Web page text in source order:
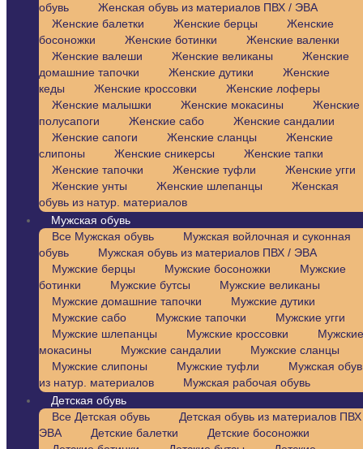
обувь
Женская обувь из материалов ПВХ / ЭВА
Женские балетки
Женские берцы
Женские
босоножки
Женские ботинки
Женские валенки
Женские валеши
Женские великаны
Женские
домашние тапочки
Женские дутики
Женские
кеды
Женские кроссовки
Женские лоферы
Женские малышки
Женские мокасины
Женские
полусапоги
Женские сабо
Женские сандалии
Женские сапоги
Женские сланцы
Женские
слипоны
Женские сникерсы
Женские тапки
Женские тапочки
Женские туфли
Женские угги
Женские унты
Женские шлепанцы
Женская
обувь из натур. материалов
Мужская обувь
Все Мужская обувь
Мужская войлочная и суконная
обувь
Мужская обувь из материалов ПВХ / ЭВА
Мужские берцы
Мужские босоножки
Мужские
ботинки
Мужские бутсы
Мужские великаны
Мужские домашние тапочки
Мужские дутики
Мужские сабо
Мужские тапочки
Мужские угги
Мужские шлепанцы
Мужские кроссовки
Мужские
мокасины
Мужские сандалии
Мужские сланцы
Мужские слипоны
Мужские туфли
Мужская
из натур. материалов
Мужская рабочая обувь
Детская обувь
Все Детская обувь
Детская обувь из материалов
ЭВА
Детские балетки
Детские босоножки